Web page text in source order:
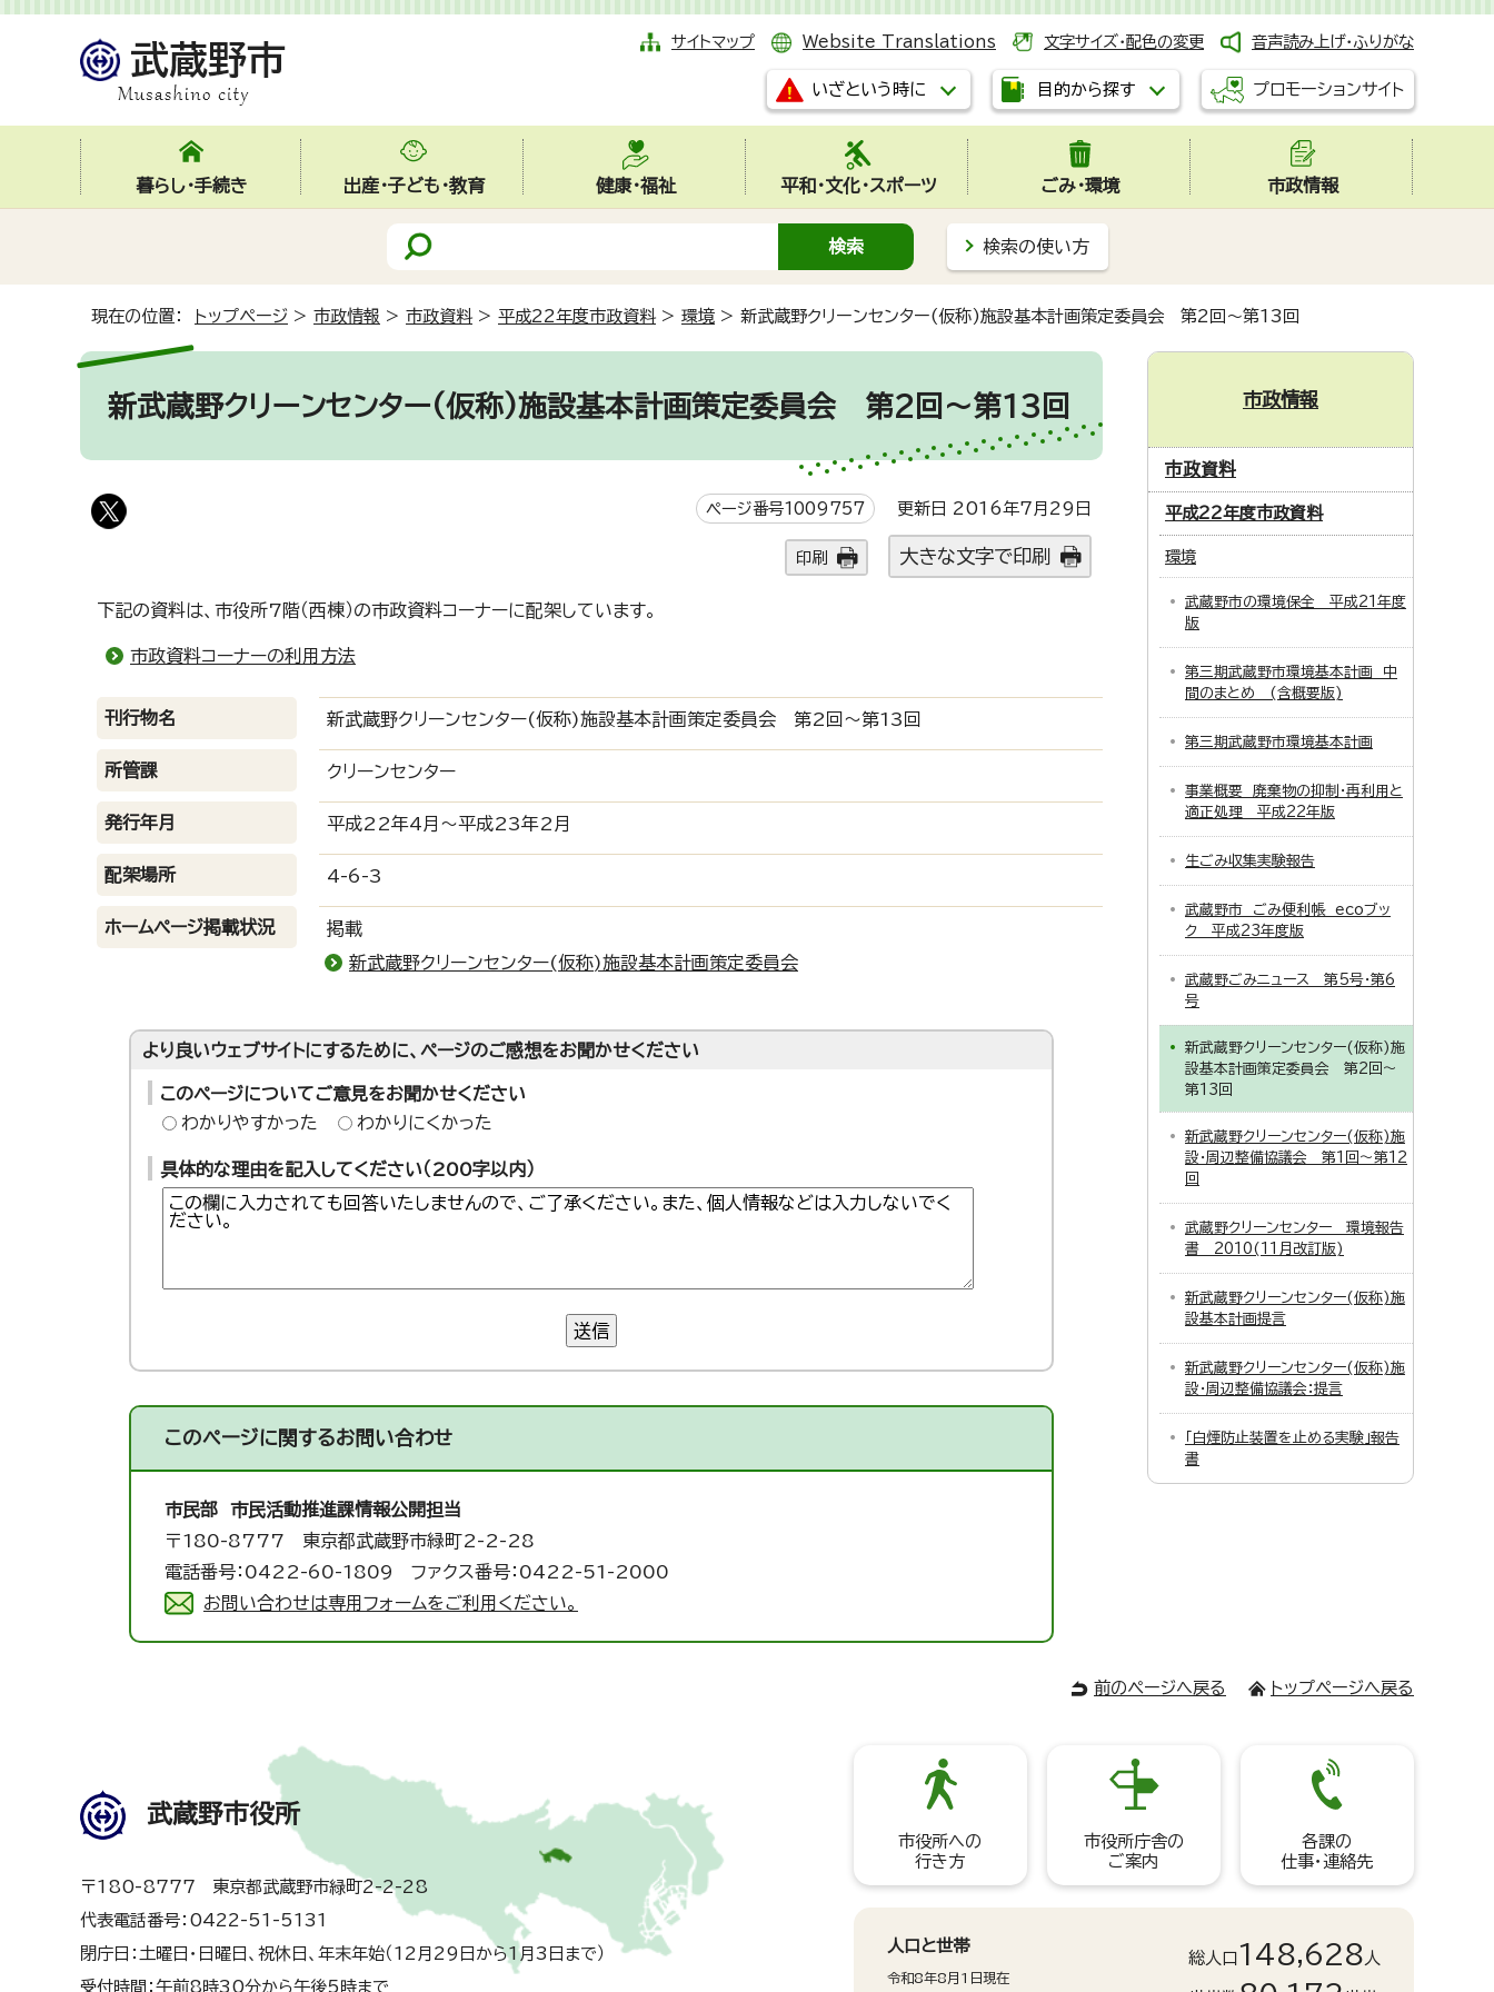
サイトマップ Website Translations 文字サイズ・配色の変更 音声読み上げ・ふりがな
いざという時に 目的から探す プロモーションサイト
暮らし・手続き 出産・子ども・教育 健康・福祉 平和・文化・スポーツ ごみ・環境 市政情報
検索の使い方
現在の位置： トップページ > 市政情報 > 市政資料 > 平成22年度市政資料 > 環境 > 新武蔵野クリーンセンター(仮称)施設基本計画策定委員会 第2回～第13回
新武蔵野クリーンセンター(仮称)施設基本計画策定委員会 第2回～第13回
ページ番号1009757 更新日 2016年7月29日
印刷 大きな文字で印刷
下記の資料は、市役所7階（西棟）の市政資料コーナーに配架しています。
市政資料コーナーの利用方法
刊行物名 新武蔵野クリーンセンター(仮称)施設基本計画策定委員会 第2回～第13回
所管課 クリーンセンター
発行年月 平成22年4月～平成23年2月
配架場所 4-6-3
ホームページ掲載状況
掲載
新武蔵野クリーンセンター(仮称)施設基本計画策定委員会
より良いウェブサイトにするために、ページのご感想をお聞かせください
このページについてご意見をお聞かせください
わかりやすかった
わかりにくかった
具体的な理由を記入してください（200字以内）
送信
このページに関するお問い合わせ
市民部 市民活動推進課情報公開担当
〒180-8777 東京都武蔵野市緑町2-2-28
電話番号：0422-60-1809 ファクス番号：0422-51-2000
お問い合わせは専用フォームをご利用ください。
市政情報
市政資料
平成22年度市政資料
環境
武蔵野市の環境保全 平成21年度
版
第三期武蔵野市環境基本計画 中
間のまとめ (含概要版)
第三期武蔵野市環境基本計画
事業概要 廃棄物の抑制・再利用と
適正処理 平成22年版
生ごみ収集実験報告
武蔵野市 ごみ便利帳 ecoブッ
ク 平成23年度版
武蔵野ごみニュース 第5号・第6
号
新武蔵野クリーンセンター(仮称)施
設基本計画策定委員会 第2回～
第13回
新武蔵野クリーンセンター(仮称)施
設・周辺整備協議会 第1回～第12
回
武蔵野クリーンセンター 環境報告
書 2010(11月改訂版)
新武蔵野クリーンセンター(仮称)施
設基本計画提言
新武蔵野クリーンセンター(仮称)施
設・周辺整備協議会：提言
「白煙防止装置を止める実験」報告
書
前のページへ戻る トップページへ戻る
武蔵野市役所
〒180-8777 東京都武蔵野市緑町2-2-28
代表電話番号：0422-51-5131
閉庁日：土曜日・日曜日、祝休日、年末年始（12月29日から1月3日まで）
受付時間：午前8時30分から午後5時まで
市役所への
行き方
市役所庁舎の
ご案内
各課の
仕事・連絡先
人口と世帯
令和8年8月1日現在
総人口 148,628 人